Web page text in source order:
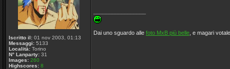
Iscritto il: 01 nov 2003, 01:13
Messaggi: 5133
Località: Torino
N° Lanparty: 31
Images: 260
Highscores: 8
Dai uno sguardo alle foto MxB più belle , e magari